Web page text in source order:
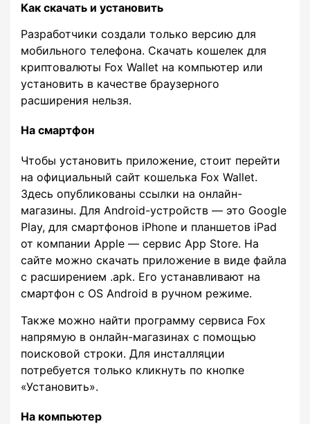
Как скачать и установить
Разработчики создали только версию для
мобильного телефона. Скачать кошелек для
криптовалюты Fox Wallet на компьютер или
установить в качестве браузерного
расширения нельзя.
На смартфон
Чтобы установить приложение, стоит перейти
на официальный сайт кошелька Fox Wallet.
Здесь опубликованы ссылки на онлайн-
магазины. Для Android-устройств — это Google
Play, для смартфонов iPhone и планшетов iPad
от компании Apple — сервис App Store. На
сайте можно скачать приложение в виде файла
с расширением .apk. Его устанавливают на
смартфон с OS Android в ручном режиме.
Также можно найти программу сервиса Fox
напрямую в онлайн-магазинах с помощью
поисковой строки. Для инсталляции
потребуется только кликнуть по кнопке
«Установить».
На компьютер